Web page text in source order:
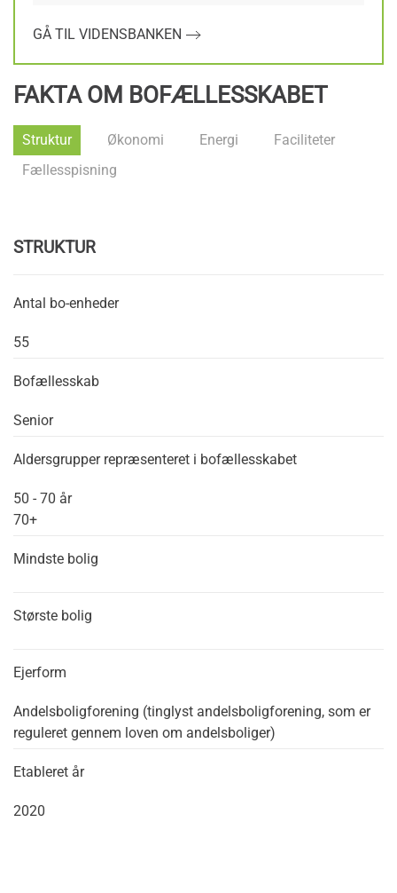
GÅ TIL VIDENSBANKEN
FAKTA OM BOFÆLLESSKABET
Struktur Økonomi Energi
Faciliteter
Fællesspisning
STRUKTUR
Antal bo-enheder
55
Bofællesskab
Senior
Aldersgrupper repræsenteret i bofællesskabet
50 - 70 år
70+
Mindste bolig
Største bolig
Ejerform
Andelsboligforening (tinglyst andelsboligforening, som er
reguleret gennem loven om andelsboliger)
Etableret år
2020